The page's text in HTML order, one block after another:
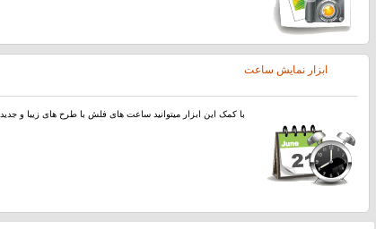
ابزار نمایش ساعت
با کمک این ابزار میتوانید ساعت های فلش با طرح های زیبا و